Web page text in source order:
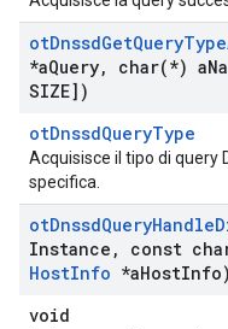
otDnssdGetQueryType
*aQuery, char(*) a
SIZE])
otDnssdQueryType
Acquisisce il tipo di query
specifica.
otDnssdQueryHandle
Instance , const
HostInfo *aHostInfo)
void